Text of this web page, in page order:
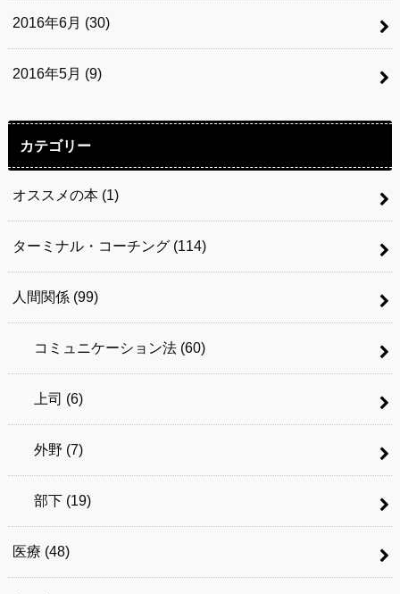
2016年6月 (30)
2016年5月 (9)
カテゴリー
オススメの本 (1)
ターミナル・コーチング (114)
人間関係 (99)
コミュニケーション法 (60)
上司 (6)
外野 (7)
部下 (19)
医療 (48)